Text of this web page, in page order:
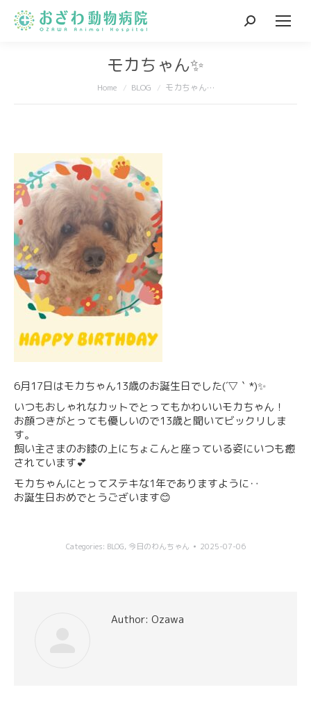
Search:
モカちゃん✨
You are here:
Home BLOG モカちゃん…
6月17日はモカちゃん13歳のお誕生日でした(´▽｀*)✨
いつもおしゃれなカットでとってもかわいいモカちゃん！
お顔つきがとっても優しいので13歳と聞いてビックリしま
す。
飼い主さまのお膝の上にちょこんと座っている姿にいつも癒
されています💕
モカちゃんにとってステキな1年でありますように‥
お誕生日おめでとうございます😊
Categories: BLOG, 今日のわんちゃん 2025-07-06
Author: Ozawa